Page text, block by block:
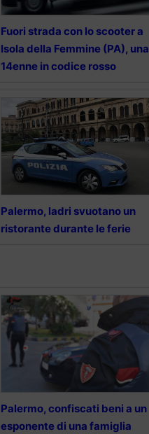
Fuori strada con lo scooter a
Isola della Femmine (PA), una
14enne in codice rosso
Palermo, ladri svuotano un
ristorante durante le ferie
Palermo, confiscati beni a un
esponente di una famiglia